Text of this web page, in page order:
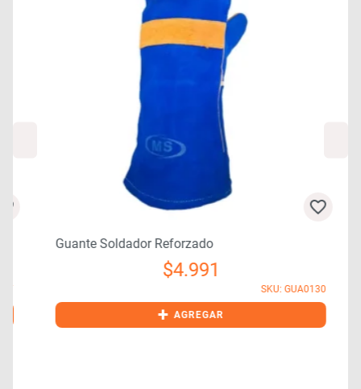
Guante Soldador Reforzado
4.991
SKU: GUA0130
+ AGREGAR